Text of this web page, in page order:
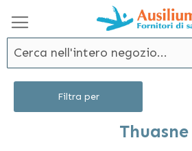
Thuasne
Filtra per